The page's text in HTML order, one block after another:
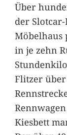
Über
der
Möbelhaus
in je zehn
Flitzer
Kiesbett